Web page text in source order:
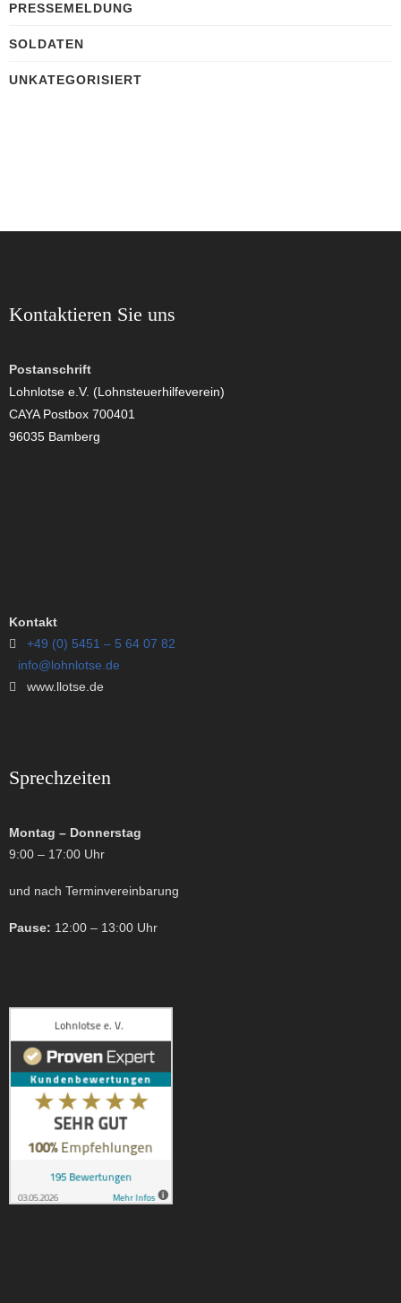
PRESSEMELDUNG
SOLDATEN
UNKATEGORISIERT
Kontaktieren Sie uns
Postanschrift
Lohnlotse e.V. (Lohnsteuerhilfeverein)
CAYA Postbox 700401
96035 Bamberg
Kontakt
+49 (0) 5451 – 5 64 07 82
info@lohnlotse.de
www.llotse.de
Sprechzeiten
Montag – Donnerstag
9:00 – 17:00 Uhr
und nach Terminvereinbarung
Pause: 12:00 – 13:00 Uhr